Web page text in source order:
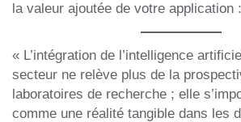
la valeur ajoutée de votre application :
« L’intégration de l’intelligence
secteur ne relève plus de la
laboratoires de recherche ; elle
comme une réalité tangible dans les